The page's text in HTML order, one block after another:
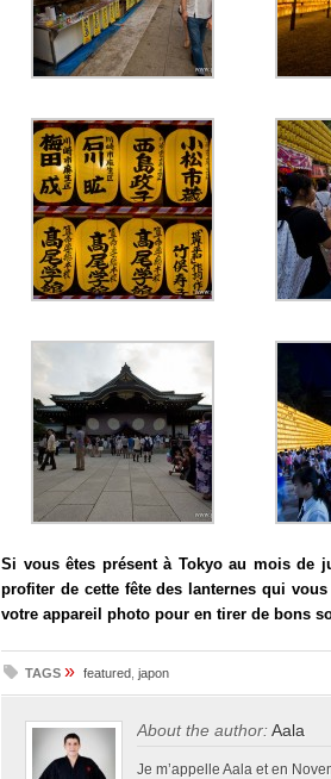
Si vous êtes présent à Tokyo au mois de
profiter de cette fête des lanternes qui
votre appareil photo pour en tirer de bons
TAGS » featured japon
About the author:Aala
Je m’appelle Aala et en